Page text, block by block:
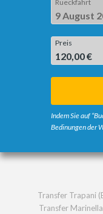
Rueckfahrt
9 August
Preis
120,00 €
Indem Sie auf
Bedinungen der
Transfer Trapani
Transfer